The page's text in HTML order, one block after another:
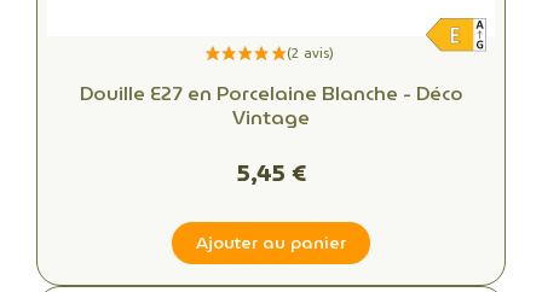
Douille E27 en Porcelaine Blanche - Déco
Vintage
5,45 €
Ajouter au panier